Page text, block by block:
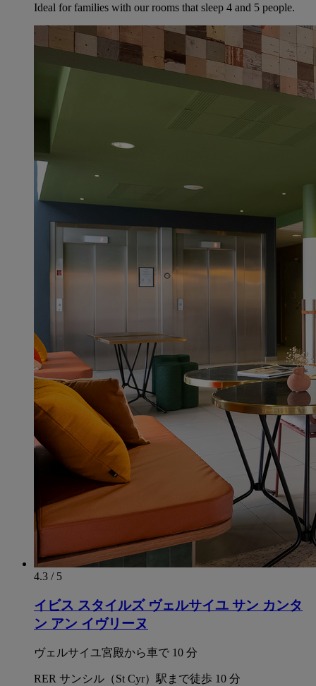
Ideal for families with our rooms that sleep 4 and 5 people.
4.3 / 5
イビス スタイルズ ヴェルサイユ サン カンタ
ン アン イヴリーヌ
ヴェルサイユ宮殿から車で 10 分
RER サンシル（St Cyr）駅まで徒歩 10 分